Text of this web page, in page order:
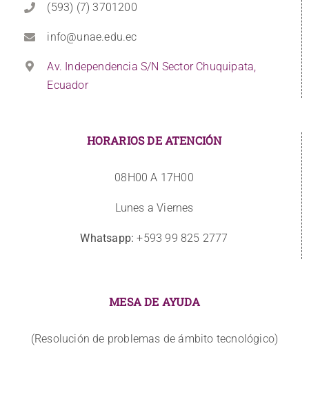
(593) (7) 3701200
info@unae.edu.ec
Av. Independencia S/N Sector Chuquipata,
Ecuador
HORARIOS DE ATENCIÓN
08H00 A 17H00
Lunes a Viernes
Whatsapp: +593 99 825 2777
MESA DE AYUDA
(Resolución de problemas de ámbito tecnológico)